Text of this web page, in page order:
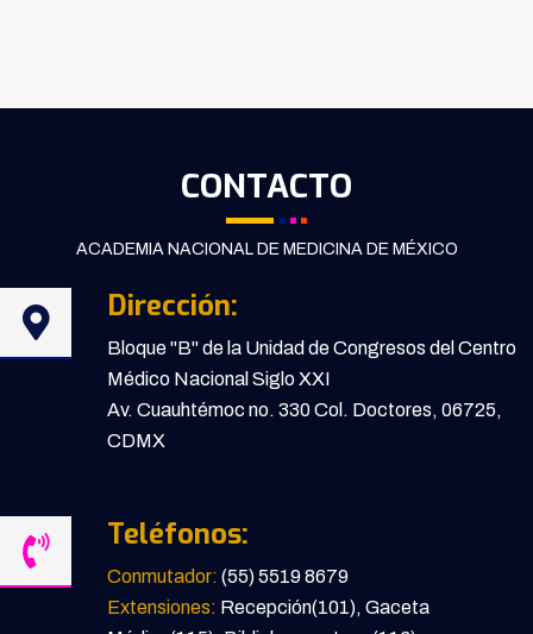
CONTACTO
ACADEMIA NACIONAL DE MEDICINA DE MÉXICO
Dirección:
Bloque "B" de la Unidad de Congresos del Centro
Médico Nacional Siglo XXI
Av. Cuauhtémoc no. 330 Col. Doctores, 06725,
CDMX
Teléfonos:
Conmutador: (55) 5519 8679
Extensiones: Recepción(101), Gaceta